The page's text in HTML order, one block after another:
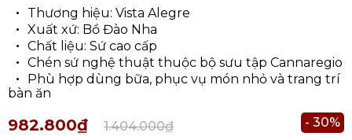
Thương hiệu: Vista Alegre
Xuất xứ: Bồ Đào Nha
Chất liệu: Sứ cao cấp
Chén sứ nghệ thuật thuộc bộ sưu tập Cannaregio
Phù hợp dùng bữa, phục vụ món nhỏ và trang trí
bàn ăn
982.800₫ 1.404.000₫ - 30%